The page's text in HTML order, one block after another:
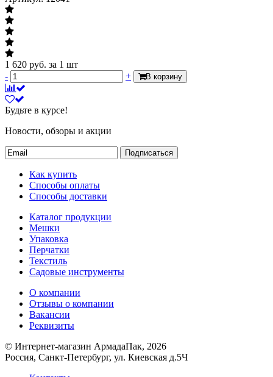
1 620 руб. за 1 шт
-
+ В корзину
Будьте в курсе!
Новости, обзоры и акции
Подписаться
Как купить
Способы оплаты
Способы доставки
Каталог продукции
Мешки
Упаковка
Перчатки
Текстиль
Садовые инструменты
О компании
Отзывы о компании
Вакансии
Реквизиты
© Интернет-магазин АрмадаПак, 2026
Россия, Санкт-Петербург, ул. Киевская д.5Ч